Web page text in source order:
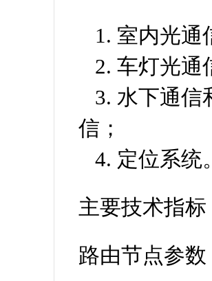
1. 室内光通
2. 车灯光通
3. 水下通信
信；
4. 定位系统
主要技术指标
路由节点参数